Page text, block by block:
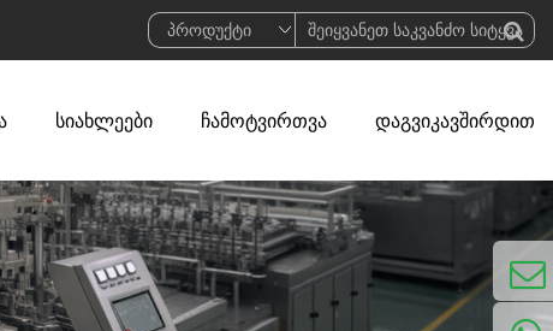
სიახლეები ჩამოტვირთვა დაგვიკავშირდით